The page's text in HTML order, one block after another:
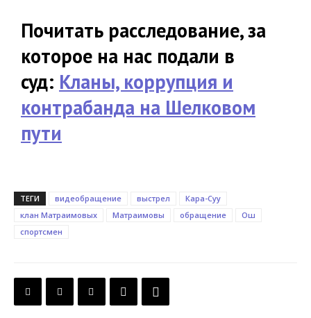
Почитать расследование, за
которое на нас подали в
суд: Кланы, коррупция и
контрабанда на Шелковом
пути
ТЕГИ видеобращение выстрел
Кара-Суу
клан Матраимовых
Матраимовы обращение
Ош
спортсмен